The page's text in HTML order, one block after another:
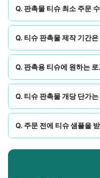
Q. 판촉물 티슈 최소 주문
Q. 티슈 판촉물 제작 기간
Q. 판촉용 티슈에 원하는
Q. 티슈 판촉물 개당 단가
Q. 주문 전에 티슈 샘플을